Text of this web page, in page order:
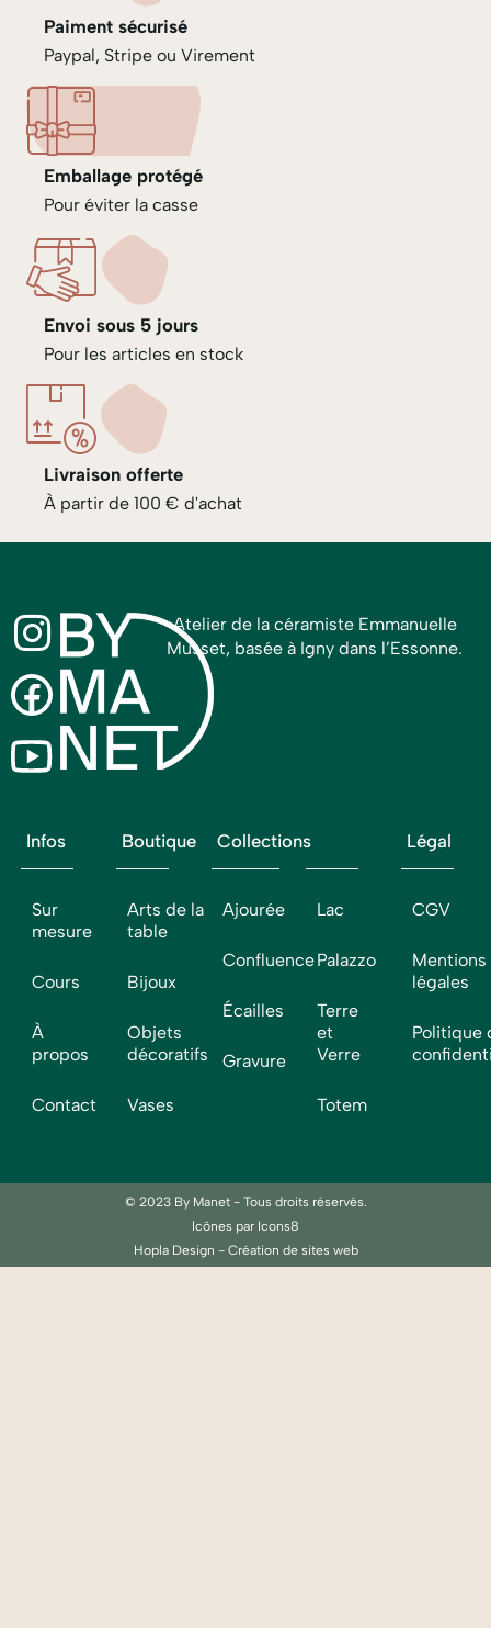
Paiment sécurisé
Paypal, Stripe ou Virement
Emballage protégé
Pour éviter la casse
Envoi sous 5 jours
Pour les articles en stock
Livraison offerte
À partir de 100 € d'achat
Atelier de la céramiste Emmanuelle
Musset, basée à Igny dans l’Essonne.
Infos
Sur
mesure
Cours
À
propos
Contact
Boutique
Arts de la
table
Bijoux
Objets
décoratifs
Vases
Collections
Ajourée
Confluence
Écailles
Gravure
Lac
Palazzo
Terre
et
Verre
Totem
Légal
CGV
Mentions
légales
Politique
© 2023 By Manet - Tous droits réservés.
Icônes par Icons8
Hopla Design - Création de sites web